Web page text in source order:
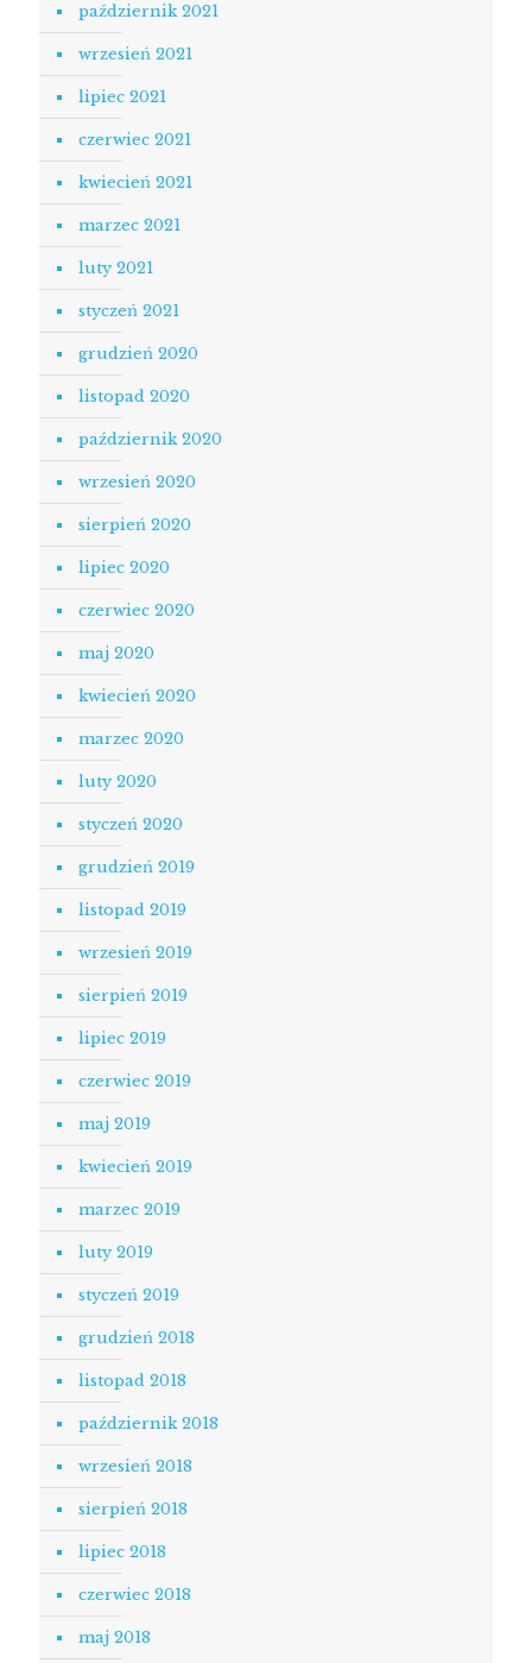
październik 2021
wrzesień 2021
lipiec 2021
czerwiec 2021
kwiecień 2021
marzec 2021
luty 2021
styczeń 2021
grudzień 2020
listopad 2020
październik 2020
wrzesień 2020
sierpień 2020
lipiec 2020
czerwiec 2020
maj 2020
kwiecień 2020
marzec 2020
luty 2020
styczeń 2020
grudzień 2019
listopad 2019
wrzesień 2019
sierpień 2019
lipiec 2019
czerwiec 2019
maj 2019
kwiecień 2019
marzec 2019
luty 2019
styczeń 2019
grudzień 2018
listopad 2018
październik 2018
wrzesień 2018
sierpień 2018
lipiec 2018
czerwiec 2018
maj 2018